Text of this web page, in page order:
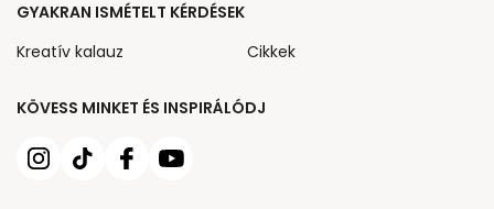
KÖVESS MINKET ÉS INSPIRÁLÓDJ
GYAKRAN ISMÉTELT KÉRDÉSEK
Kreatív kalauz
Cikkek